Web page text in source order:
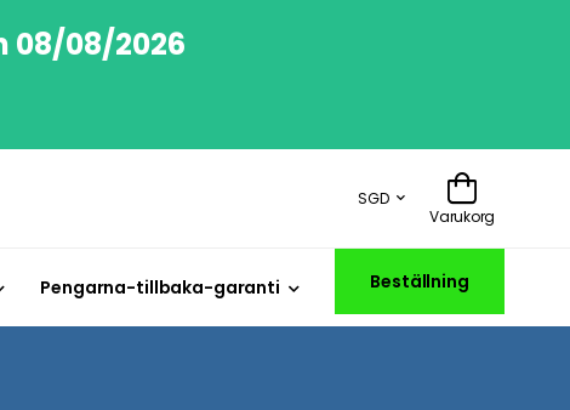
08/08/2026
SGD
Varukorg
Pengarna-tillbaka-garanti Beställning